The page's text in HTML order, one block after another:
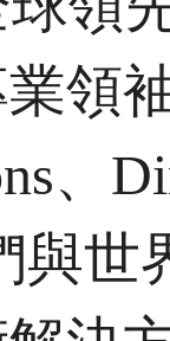
領
、
與